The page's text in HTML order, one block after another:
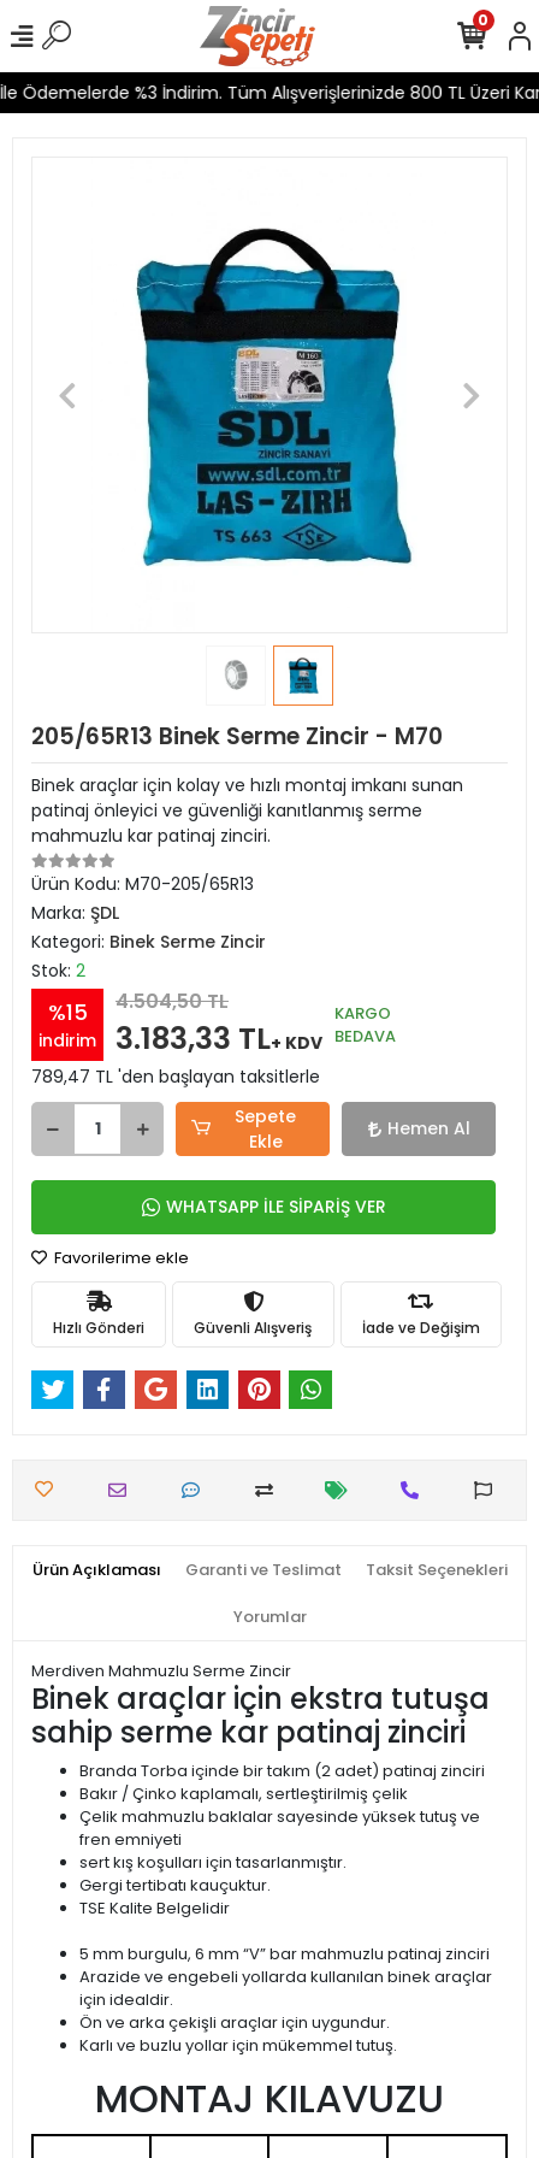
Ödemelerde %3 İndirim. Tüm Alışverişlerinizde 800 TL Üzeri
0
205/65R13 Binek Serme Zincir - M70
Binek araçlar için kolay ve hızlı montaj imkanı sunan
patinaj önleyici ve güvenliği kanıtlanmış serme
mahmuzlu kar patinaj zinciri.
Ürün Kodu: M70-205/65R13
Marka: ŞDL
Kategori: Binek Serme Zincir
Stok: 2
%15
indirim
4.504,50 TL
3.183,33 TL+ KDV
KARGO
BEDAVA
789,47 TL 'den başlayan taksitlerle
Sepete
Ekle
Hemen Al
WHATSAPP İLE SİPARİŞ VER
Favorilerime ekle
Hızlı Gönderi Güvenli Alışveriş İade ve Değişim
Ürün Açıklaması Garanti ve Teslimat Taksit Seçenekleri
Yorumlar
Merdiven Mahmuzlu Serme Zincir
Binek araçlar için ekstra tutuşa
sahip serme kar patinaj zinciri
Branda Torba içinde bir takım (2 adet) patinaj zinciri
Bakır / Çinko kaplamalı, sertleştirilmiş çelik
Çelik mahmuzlu baklalar sayesinde yüksek tutuş ve
fren emniyeti
sert kış koşulları için tasarlanmıştır.
Gergi tertibatı kauçuktur.
TSE Kalite Belgelidir
5 mm burgulu, 6 mm “V” bar mahmuzlu patinaj zinciri
Arazide ve engebeli yollarda kullanılan binek araçlar
için idealdir.
Ön ve arka çekişli araçlar için uygundur.
Karlı ve buzlu yollar için mükemmel tutuş.
MONTAJ KILAVUZU